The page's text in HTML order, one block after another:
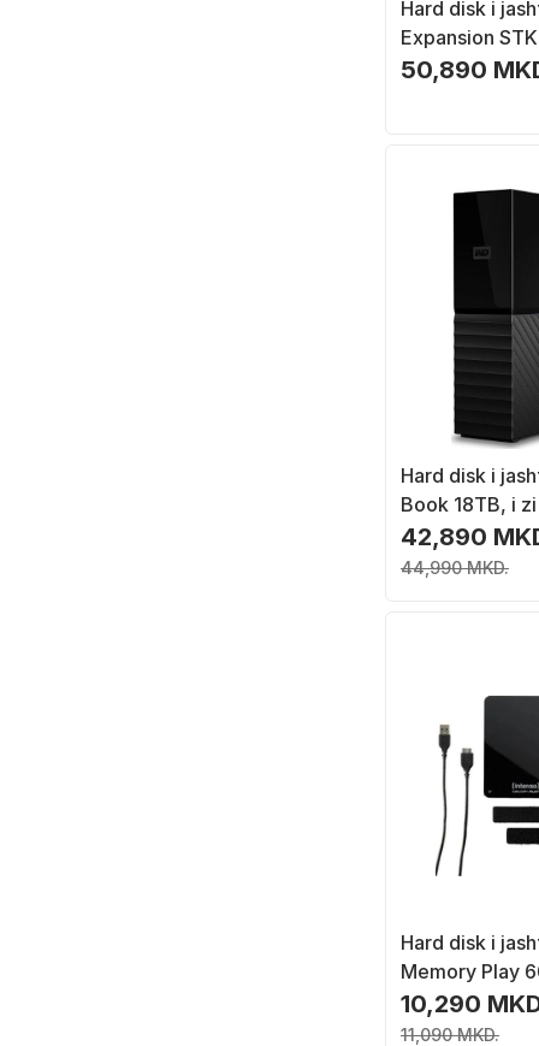
Hard disk i
Expansion
20TB, USB 3.2
50,890
Hard disk i
Book 18TB, i zi
42,890
44,990 MKD.
Hard disk i
Memory Play
2TB, 2.5", USB
10,290
11,090 MKD.